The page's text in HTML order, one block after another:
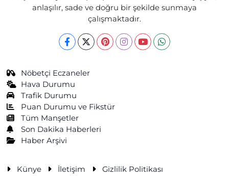
anlaşılır, sade ve doğru bir şekilde sunmaya
çalışmaktadır.
Nöbetçi Eczaneler
Hava Durumu
Trafik Durumu
Puan Durumu ve Fikstür
Tüm Manşetler
Son Dakika Haberleri
Haber Arşivi
Künye İletişim Gizlilik Politikası